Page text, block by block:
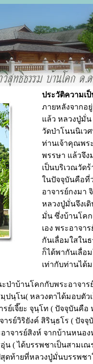
ประวัติความเ
ภายหลังจากอ
แล้ว หลวงปู่มั่น
วัดป่าโนนนิเว
ท่านเจ้าคุณพร
พรรษา แล้วจึง
เป็นบริเวณวัด
ในปัจจุบันคือที่
อาจารย์กงมา
หลวงปู่มั่นจึงเ
มั่น ซึ่งบ้านโค
เอง พระอาจา
กันเลื่อมใสใน
ก็ได้พากันเลื่อ
เท่ากับท่านได้
ป่าบ้านโคกกับพระอาจา
นฺโน( หลวงตาได้มอบตั
ย์เจี๊ยะ จุนฺโท ( ปัจจุบันคือ
ย์วิริยังค์ สิรินฺธโร ( ปัจจุ
จารย์สิงห์ จากบ้านหนอง
น ( ได้บรรพชาเป็นสามเ
ดท้ายที่หลวงปู่มั่นบรรพช